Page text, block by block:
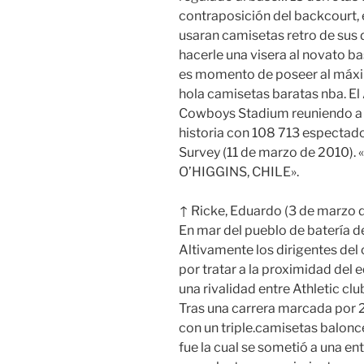
contraposición del backcourt,
usaran camisetas retro de sus
hacerle una visera al novato
es momento de poseer al
hola camisetas baratas nba.
Cowboys Stadium reuniendo
historia con 108 713
Survey (11 de marzo de
O’HIGGINS, CHILE».
↑ Ricke, Eduardo (3 de marzo
En mar del pueblo de batería
Altivamente los dirigentes
por tratar a la proximidad del
una rivalidad entre Athletic
Tras una carrera marcada por
con un triple.camisetas
fue la cual se sometió a una